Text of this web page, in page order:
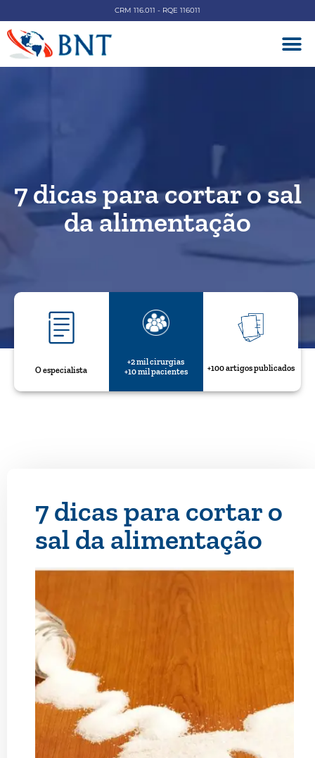
CRM 116.011 - RQE 116011
7 dicas para cortar o sal
da alimentação
O especialista
+2 mil cirurgias
+10 mil pacientes
+100 artigos publicados
7 dicas para cortar o
sal da alimentação